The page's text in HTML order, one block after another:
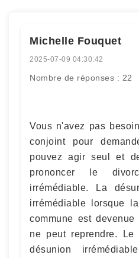
Michelle Fouquet
2025-07-09 04:30:42
Nombre de réponses : 22
Vous n'avez pas
conjoint pour
pouvez agir seul et
prononcer le
irrémédiable. La
irrémédiable lorsque
commune est
ne peut reprendre.
désunion